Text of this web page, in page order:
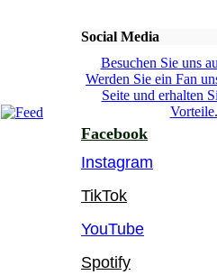
Social Media
Besuchen Sie uns
Werden Sie ein Fan
Seite und erhalten
Vorteile.
Facebook
Instagram
TikTok
YouTube
Spotify